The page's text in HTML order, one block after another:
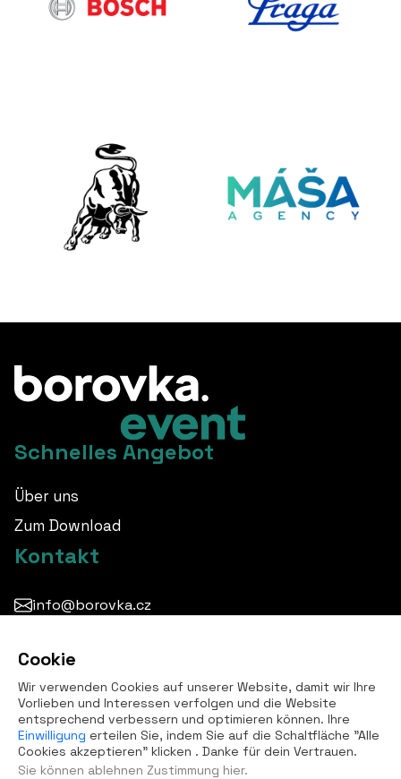
Schnelles Angebot
Über uns
Zum Download
Kontakt
info@borovka.cz
Cookie
Wir verwenden Cookies auf unserer Website, damit wir Ihre
Vorlieben und Interessen verfolgen und die Website
entsprechend verbessern und optimieren können. Ihre
Einwilligung erteilen Sie, indem Sie auf die Schaltfläche "Alle
Cookies akzeptieren" klicken . Danke für dein Vertrauen.
Sie können ablehnen Zustimmung hier.